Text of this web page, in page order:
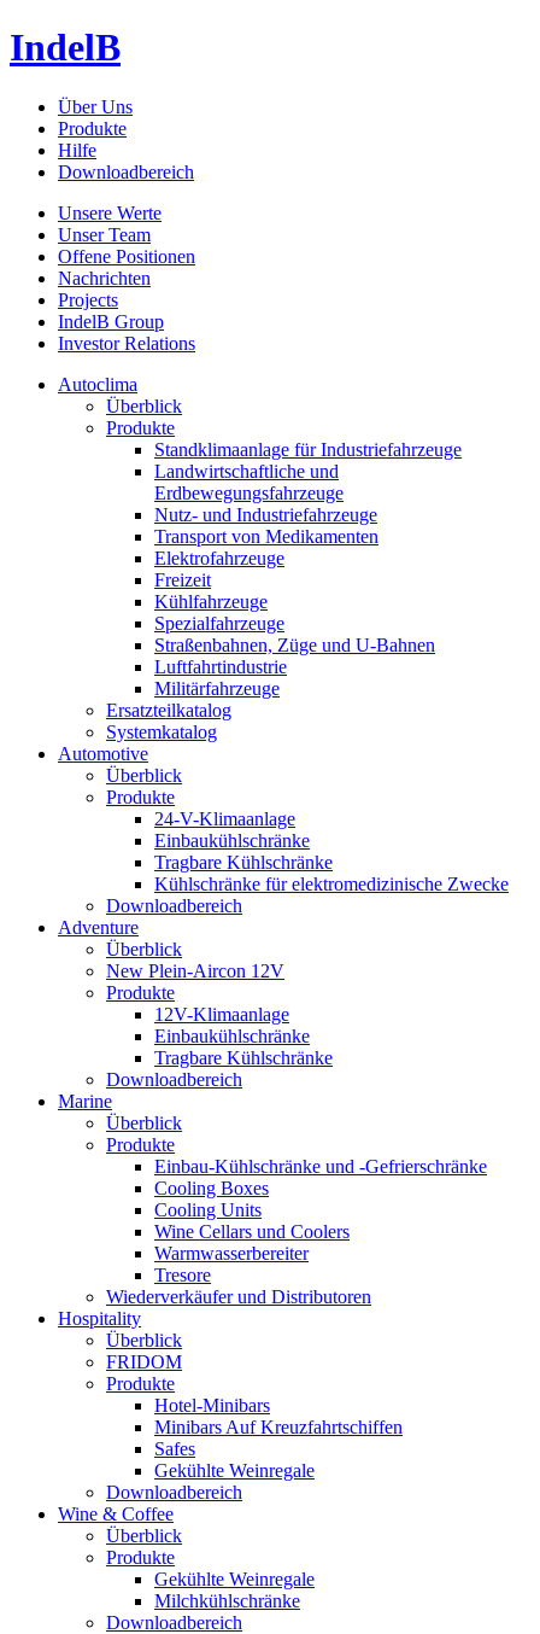
IndelB
Über Uns
Produkte
Hilfe
Downloadbereich
Unsere Werte
Unser Team
Offene Positionen
Nachrichten
Projects
IndelB Group
Investor Relations
Autoclima
Überblick
Produkte
Standklimaanlage für Industriefahrzeuge
Landwirtschaftliche und
Erdbewegungsfahrzeuge
Nutz- und Industriefahrzeuge
Transport von Medikamenten
Elektrofahrzeuge
Freizeit
Kühlfahrzeuge
Spezialfahrzeuge
Straßenbahnen, Züge und U-Bahnen
Luftfahrtindustrie
Militärfahrzeuge
Ersatzteilkatalog
Systemkatalog
Automotive
Überblick
Produkte
24-V-Klimaanlage
Einbaukühlschränke
Tragbare Kühlschränke
Kühlschränke für elektromedizinische Zwecke
Downloadbereich
Adventure
Überblick
New Plein-Aircon 12V
Produkte
12V-Klimaanlage
Einbaukühlschränke
Tragbare Kühlschränke
Downloadbereich
Marine
Überblick
Produkte
Einbau-Kühlschränke und -Gefrierschränke
Cooling Boxes
Cooling Units
Wine Cellars und Coolers
Warmwasserbereiter
Tresore
Wiederverkäufer und Distributoren
Hospitality
Überblick
FRIDOM
Produkte
Hotel-Minibars
Minibars Auf Kreuzfahrtschiffen
Safes
Gekühlte Weinregale
Downloadbereich
Wine & Coffee
Überblick
Produkte
Gekühlte Weinregale
Milchkühlschränke
Downloadbereich